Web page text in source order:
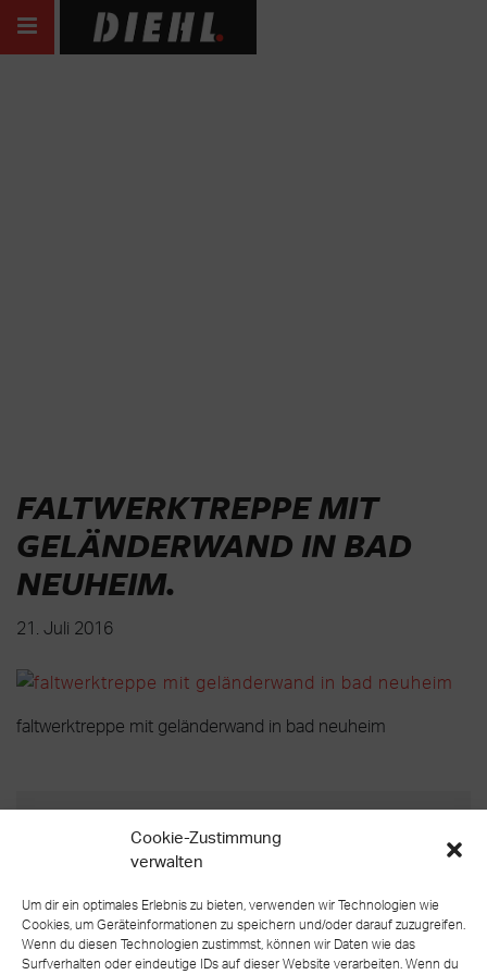
Cookie-Zustimmung
verwalten
Um dir ein optimales Erlebnis zu bieten, verwenden wir Technologien wie
Cookies, um Geräteinformationen zu speichern und/oder darauf zuzugreifen.
Wenn du diesen Technologien zustimmst, können wir Daten wie das
Surfverhalten oder eindeutige IDs auf dieser Website verarbeiten. Wenn du
FALTWERKTREPPE MIT
GELÄNDERWAND IN BAD
NEUHEIM.
21. Juli 2016
faltwerktreppe mit geländerwand in bad neuheim
zurück zur Übersicht